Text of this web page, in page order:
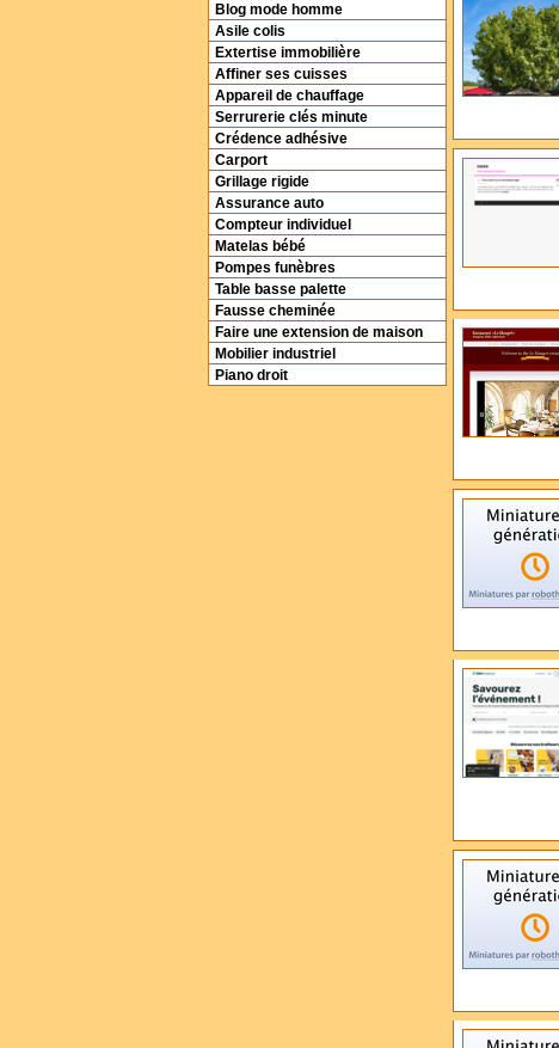
Blog mode homme
Asile colis
Extertise immobilière
Affiner ses cuisses
Appareil de chauffage
Serrurerie clés minute
Crédence adhésive
Carport
Grillage rigide
Assurance auto
Compteur individuel
Matelas bébé
Pompes funèbres
Table basse palette
Fausse cheminée
Faire une extension de maison
Mobilier industriel
Piano droit